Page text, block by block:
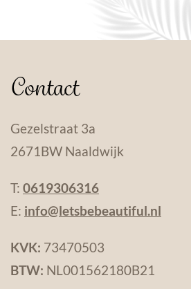
Contact
Gezelstraat 3a
2671BW Naaldwijk
T: 0619306316
E: info@letsbebeautiful.nl
KVK: 73470503
BTW: NL001562180B21